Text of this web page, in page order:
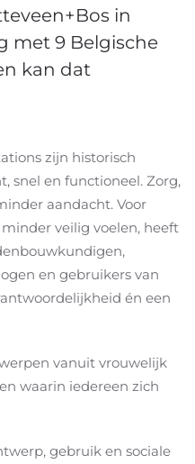
in
met 9 Belgische
kan dat
zijn historisch
snel en functioneel. Zorg,
aandacht. Voor
veilig voelen, heeft
en gebruikers van
én een
vanuit vrouwelijk
waarin iedereen zich
gebruik en sociale